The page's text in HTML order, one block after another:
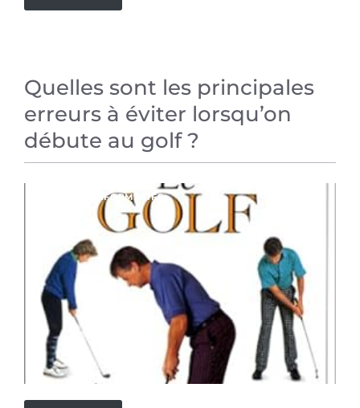
Quelles sont les principales
erreurs à éviter lorsqu’on
débute au golf ?
ARTICLES INFORMATIFS